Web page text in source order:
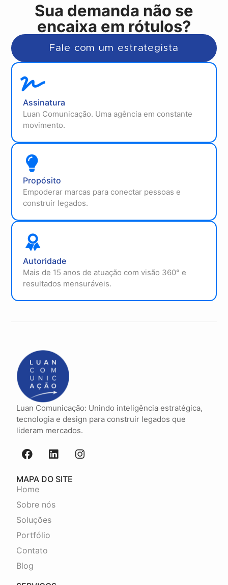
Sua demanda não se
encaixa em rótulos?
Fale com um estrategista
Assinatura
Luan Comunicação. Uma agência em constante
movimento.
Propósito
Empoderar marcas para conectar pessoas e
construir legados.
Autoridade
Mais de 15 anos de atuação com visão 360° e
resultados mensuráveis.
Luan Comunicação: Unindo inteligência estratégica,
tecnologia e design para construir legados que
lideram mercados.
MAPA DO SITE
Home
Sobre nós
Soluções
Portfólio
Contato
Blog